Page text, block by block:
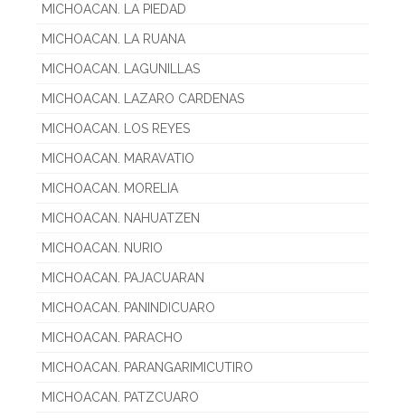
MICHOACAN. LA PIEDAD
MICHOACAN. LA RUANA
MICHOACAN. LAGUNILLAS
MICHOACAN. LAZARO CARDENAS
MICHOACAN. LOS REYES
MICHOACAN. MARAVATIO
MICHOACAN. MORELIA
MICHOACAN. NAHUATZEN
MICHOACAN. NURIO
MICHOACAN. PAJACUARAN
MICHOACAN. PANINDICUARO
MICHOACAN. PARACHO
MICHOACAN. PARANGARIMICUTIRO
MICHOACAN. PATZCUARO